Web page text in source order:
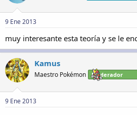
9 Ene 2013
muy interesante esta teoría y se le
Kamus
Maestro Pokémon Moderador
9 Ene 2013